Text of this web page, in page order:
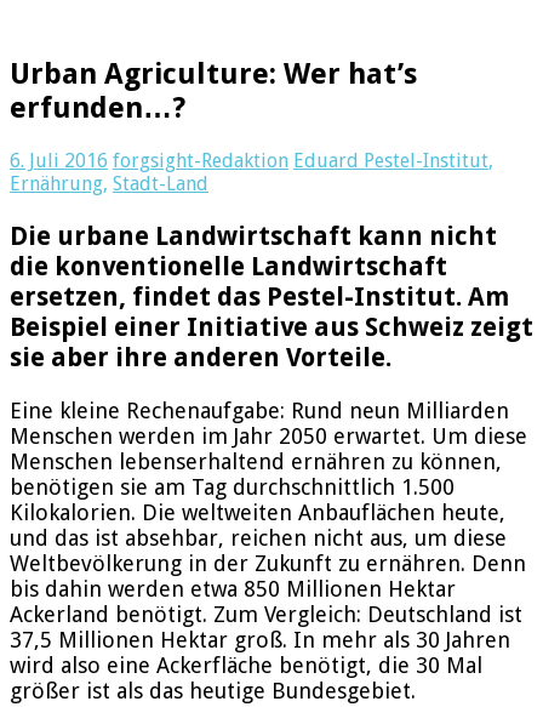
Urban Agriculture: Wer hat’s
erfunden…?
6. Juli 2016 forgsight-Redaktion Eduard Pestel-Institut,
Ernährung, Stadt-Land
Die urbane Landwirtschaft kann nicht
die konventionelle Landwirtschaft
ersetzen, findet das Pestel-Institut. Am
Beispiel einer Initiative aus Schweiz zeigt
sie aber ihre anderen Vorteile.
Eine kleine Rechenaufgabe: Rund neun Milliarden
Menschen werden im Jahr 2050 erwartet. Um diese
Menschen lebenserhaltend ernähren zu können,
benötigen sie am Tag durchschnittlich 1.500
Kilokalorien. Die weltweiten Anbauflächen heute,
und das ist absehbar, reichen nicht aus, um diese
Weltbevölkerung in der Zukunft zu ernähren. Denn
bis dahin werden etwa 850 Millionen Hektar
Ackerland benötigt. Zum Vergleich: Deutschland ist
37,5 Millionen Hektar groß. In mehr als 30 Jahren
wird also eine Ackerfläche benötigt, die 30 Mal
größer ist als das heutige Bundesgebiet.